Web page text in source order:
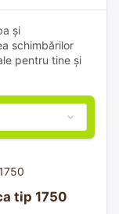
și
schimbărilor
pentru tine și
tip 1750